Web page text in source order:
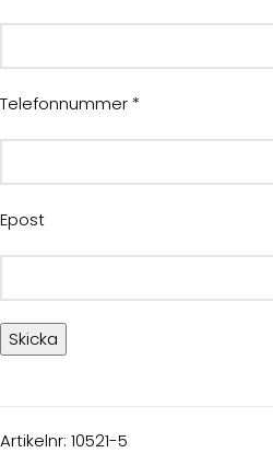
Telefonnummer *
Epost
Artikelnr: 10521-5